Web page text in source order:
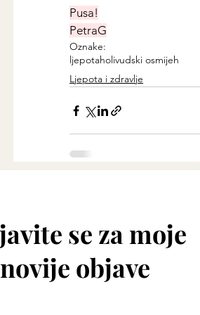
Pusa!
PetraG
Oznake:
ljepotaholivudski osmijeh
Ljepota i zdravlje
se za moje
objave